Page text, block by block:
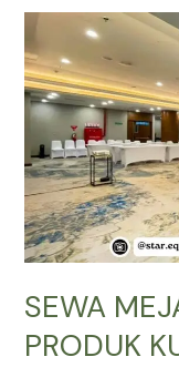
JAKARTA
SELATAN
SIAP
KIRIM
SKALA
BESAR
SEWA
PRODUK